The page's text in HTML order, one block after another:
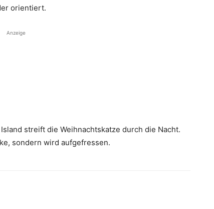
orientiert.
Anzeige
streift die Weihnachtskatze durch die Nacht.
sondern wird aufgefressen.